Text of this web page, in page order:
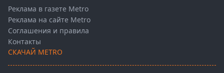
Реклама в газете Metro
Реклама на сайте Metro
Соглашения и правила
Контакты
СКАЧАЙ METRO